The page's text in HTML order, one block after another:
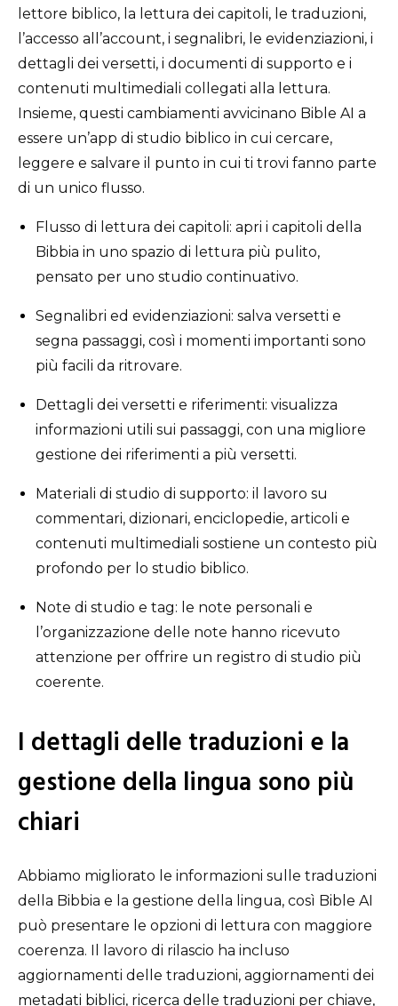
lettore biblico, la lettura dei capitoli, le traduzioni,
l’accesso all’account, i segnalibri, le evidenziazioni, i
dettagli dei versetti, i documenti di supporto e i
contenuti multimediali collegati alla lettura.
Insieme, questi cambiamenti avvicinano Bible AI a
essere un’app di studio biblico in cui cercare,
leggere e salvare il punto in cui ti trovi fanno parte
di un unico flusso.
Flusso di lettura dei capitoli: apri i capitoli della
Bibbia in uno spazio di lettura più pulito,
pensato per uno studio continuativo.
Segnalibri ed evidenziazioni: salva versetti e
segna passaggi, così i momenti importanti sono
più facili da ritrovare.
Dettagli dei versetti e riferimenti: visualizza
informazioni utili sui passaggi, con una migliore
gestione dei riferimenti a più versetti.
Materiali di studio di supporto: il lavoro su
commentari, dizionari, enciclopedie, articoli e
contenuti multimediali sostiene un contesto più
profondo per lo studio biblico.
Note di studio e tag: le note personali e
l’organizzazione delle note hanno ricevuto
attenzione per offrire un registro di studio più
coerente.
I dettagli delle traduzioni e la
gestione della lingua sono più
chiari
Abbiamo migliorato le informazioni sulle traduzioni
della Bibbia e la gestione della lingua, così Bible AI
può presentare le opzioni di lettura con maggiore
coerenza. Il lavoro di rilascio ha incluso
aggiornamenti delle traduzioni, aggiornamenti dei
metadati biblici, ricerca delle traduzioni per chiave,